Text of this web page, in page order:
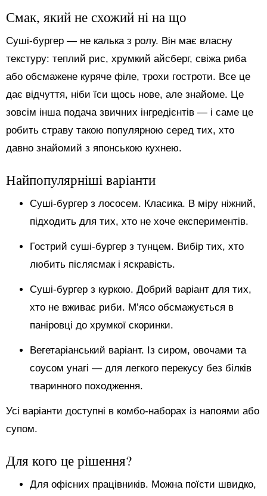
Смак, який не схожий ні на що
Суші-бургер — не калька з ролу. Він має власну
текстуру: теплий рис, хрумкий айсберг, свіжа риба
або обсмажене куряче філе, трохи гостроти. Все це
дає відчуття, ніби їси щось нове, але знайоме. Це
зовсім інша подача звичних інгредієнтів — і саме це
робить страву такою популярною серед тих, хто
давно знайомий з японською кухнею.
Найпопулярніші варіанти
Суші-бургер з лососем. Класика. В міру ніжний,
підходить для тих, хто не хоче експериментів.
Гострий суші-бургер з тунцем. Вибір тих, хто
любить післясмак і яскравість.
Суші-бургер з куркою. Добрий варіант для тих,
хто не вживає риби. М’ясо обсмажується в
паніровці до хрумкої скоринки.
Вегетаріанський варіант. Із сиром, овочами та
соусом унагі — для легкого перекусу без білків
тваринного походження.
Усі варіанти доступні в комбо-наборах із напоями або
супом.
Для кого це рішення?
Для офісних працівників. Можна поїсти швидко,